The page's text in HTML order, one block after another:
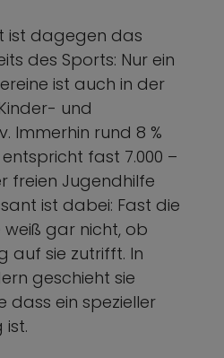
ist dagegen das
des Sports: Nur ein
ist auch in der
und
Immerhin rund 8 %
fast 7.000 –
freien Jugendhilfe
ist dabei: Fast die
gar nicht, ob
auf sie zutrifft. In
geschieht sie
dass ein spezieller